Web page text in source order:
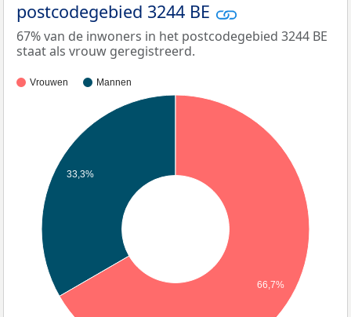
postcodegebied 3244 BE
67% van de inwoners in het postcodegebied 3244 BE
staat als vrouw geregistreerd.
Vrouwen Mannen
33,3%
66,7%